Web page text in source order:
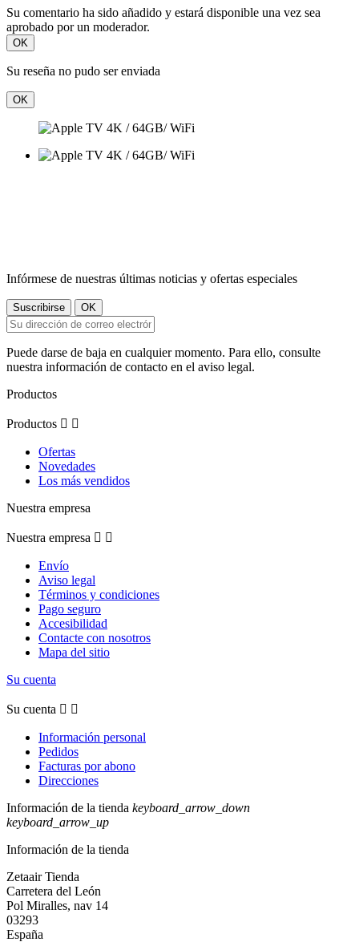
Su comentario ha sido añadido y estará disponible una vez sea
aprobado por un moderador.
OK
Su reseña no pudo ser enviada
OK
Infórmese de nuestras últimas noticias y ofertas especiales
Puede darse de baja en cualquier momento. Para ello, consulte
nuestra información de contacto en el aviso legal.
Productos
Productos  
Ofertas
Novedades
Los más vendidos
Nuestra empresa
Nuestra empresa  
Envío
Aviso legal
Términos y condiciones
Pago seguro
Accesibilidad
Contacte con nosotros
Mapa del sitio
Su cuenta
Su cuenta  
Información personal
Pedidos
Facturas por abono
Direcciones
Información de la tienda keyboard_arrow_down
keyboard_arrow_up
Información de la tienda
Zetaair Tienda
Carretera del León
Pol Miralles, nav 14
03293
España